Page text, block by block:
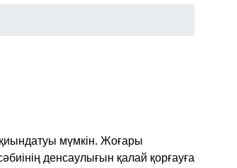
мүмкін. Жоғары
денсаулығын қалай қорғауға